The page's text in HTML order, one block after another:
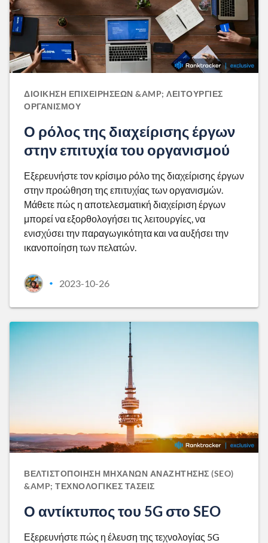
ΔΙΟΊΚΗΣΗ ΕΠΙΧΕΙΡΉΣΕΩΝ &AMP; ΛΕΙΤΟΥΡΓΊΕΣ
ΟΡΓΑΝΙΣΜΟΎ
Ο ρόλος της διαχείρισης έργων
στην επιτυχία του οργανισμού
Εξερευνήστε τον κρίσιμο ρόλο της διαχείρισης έργων
στην προώθηση της επιτυχίας των οργανισμών.
Μάθετε πώς η αποτελεσματική διαχείριση έργων
μπορεί να εξορθολογήσει τις λειτουργίες, να
ενισχύσει την παραγωγικότητα και να αυξήσει την
ικανοποίηση των πελατών.
• 2023-10-26
ΒΕΛΤΙΣΤΟΠΟΊΗΣΗ ΜΗΧΑΝΏΝ ΑΝΑΖΉΤΗΣΗΣ (SEO)
&AMP; ΤΕΧΝΟΛΟΓΙΚΈΣ ΤΆΣΕΙΣ
Ο αντίκτυπος του 5G στο SEO
Εξερευνήστε πώς η έλευση της τεχνολογίας 5G